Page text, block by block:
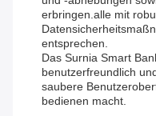
erbringen.alle mit
entsprechen.
Das Surnia Smart
benutzerfreundlich
saubere
bedienen macht.